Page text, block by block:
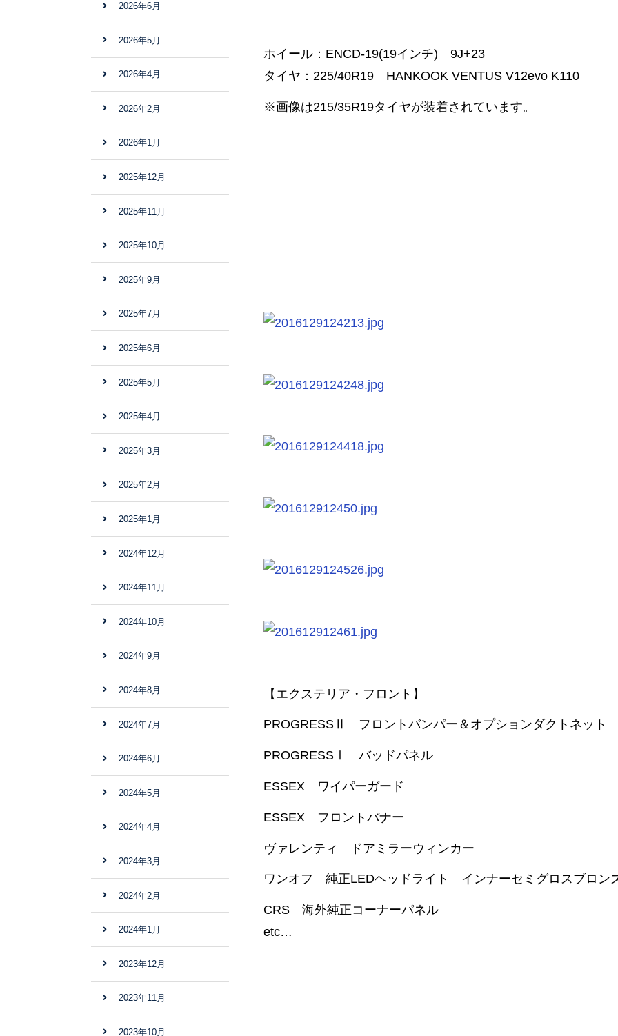
ホイール：ENCD-19(19インチ) 9J+23
タイヤ：225/40R19 HANKOOK VENTUS V12evo K110
※画像は215/35R19タイヤが装着されています。
【エクステリア・フロント】
PROGRESSⅡ フロントバンパー＆オプションダクトネット
PROGRESSⅠ バッドパネル
ESSEX ワイパーガード
ESSEX フロントバナー
ヴァレンティ ドアミラーウィンカー
ワンオフ 純正LEDヘッドライト インナーセミグロスブロン
CRS 海外純正コーナーパネル
etc…
2026年6月
2026年5月
2026年4月
2026年2月
2026年1月
2025年12月
2025年11月
2025年10月
2025年9月
2025年7月
2025年6月
2025年5月
2025年4月
2025年3月
2025年2月
2025年1月
2024年12月
2024年11月
2024年10月
2024年9月
2024年8月
2024年7月
2024年6月
2024年5月
2024年4月
2024年3月
2024年2月
2024年1月
2023年12月
2023年11月
2023年10月